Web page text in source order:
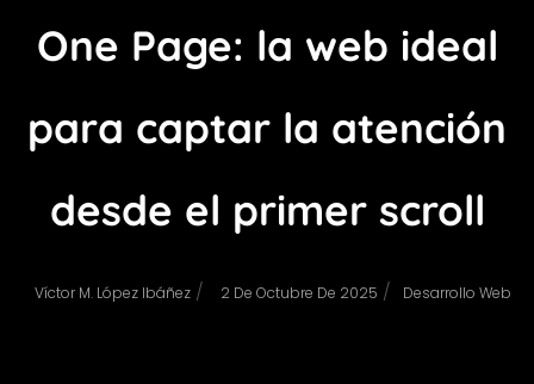
One Page: la web ideal
para captar la atención
desde el primer scroll
Víctor M. López Ibáñez / 2 De Octubre De 2025 / Desarrollo Web